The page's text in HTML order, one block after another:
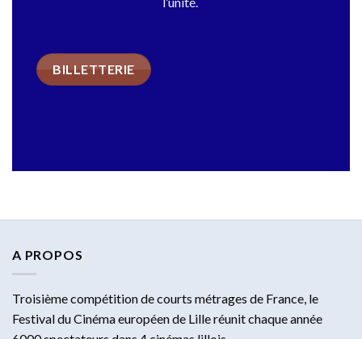
BILLETTERIE
A PROPOS
Troisième compétition de courts métrages de France, le
Festival du Cinéma européen de Lille réunit chaque année